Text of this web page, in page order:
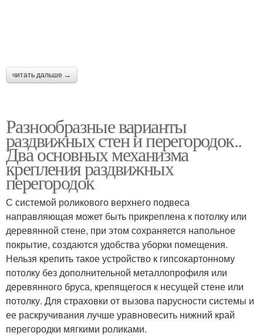
читать дальше →
Разнообразные варианты
раздвижных стен и перегородок..
Два основных механизма
крепления раздвижных
перегородок
С системой роликового верхнего подвеса
направляющая может быть прикреплена к потолку или
деревянной стене, при этом сохраняется напольное
покрытие, создаются удобства уборки помещения.
Нельзя крепить такое устройство к гипсокартонному
потолку без дополнительной металлопрофиля или
деревянного бруса, крепящегося к несущей стене или
потолку. Для страховки от вызова парусности системы и
ее раскручивания лучше уравновесить нижний край
перегородки мягкими роликами.